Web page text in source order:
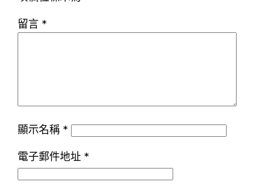
留言 *
顯示名稱 *
電子郵件地址 *